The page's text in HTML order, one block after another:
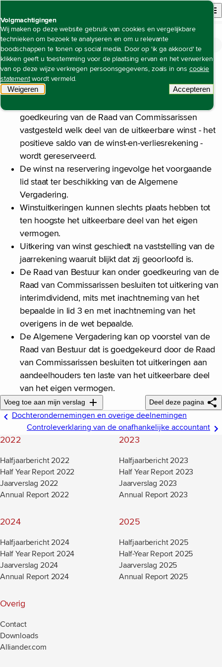
Volgmachtigingen
Wij maken op deze website gebruik van cookies en vergelijkbare
technieken om bezoek te analyseren en om u relevante
boodschappen te tonen op social media. Door op 'ik ga akkoord' te
klikken geeft u toestemming voor de plaatsing ervan en het verwerken
van op deze wijze verkregen persoonsgegevens, zoals in ons cookie
statementwordt vermeld.
Weigeren
Accepteren
Open site
Open content navigation
Jaarverslag 2024 Overige informatie Winstbestemming
Winstbestemming
De winstbestemming is geregeld in artikel 40 van de
statuten. De tekst daarvan luidt:
goedkeuring van de Raad van Commissarissen
vastgesteld welk deel van de uitkeerbare winst - het
positieve saldo van de winst-en-verliesrekening -
wordt gereserveerd.
De winst na reservering ingevolge het voorgaande
lid staat ter beschikking van de Algemene
Vergadering.
Winstuitkeringen kunnen slechts plaats hebben tot
ten hoogste het uitkeerbare deel van het eigen
vermogen.
Uitkering van winst geschiedt na vaststelling van de
jaarrekening waaruit blijkt dat zij geoorloofd is.
De Raad van Bestuur kan onder goedkeuring van de
Raad van Commissarissen besluiten tot uitkering van
interimdividend, mits met inachtneming van het
bepaalde in lid 3 en met inachtneming van het
overigens in de wet bepaalde.
De Algemene Vergadering kan op voorstel van de
Raad van Bestuur dat is goedgekeurd door de Raad
van Commissarissen besluiten tot uitkeringen aan
aandeelhouders ten laste van het uitkeerbare deel
van het eigen vermogen.
Voeg toe aan mijn verslag Deel deze pagina
Dochterondernemingen en overige deelnemingen
Controleverklaring van de onafhankelijke accountant
2022
Halfjaarbericht 2022
Half Year Report 2022
Jaarverslag 2022
Annual Report 2022
2023
Halfjaarbericht 2023
Half Year Report 2023
Jaarverslag 2023
Annual Report 2023
2024
Halfjaarbericht 2024
Half Year Report 2024
Jaarverslag 2024
Annual Report 2024
2025
Halfjaarbericht 2025
Half-Year Report 2025
Jaarverslag 2025
Annual Report 2025
Overig
Contact
Downloads
Alliander.com